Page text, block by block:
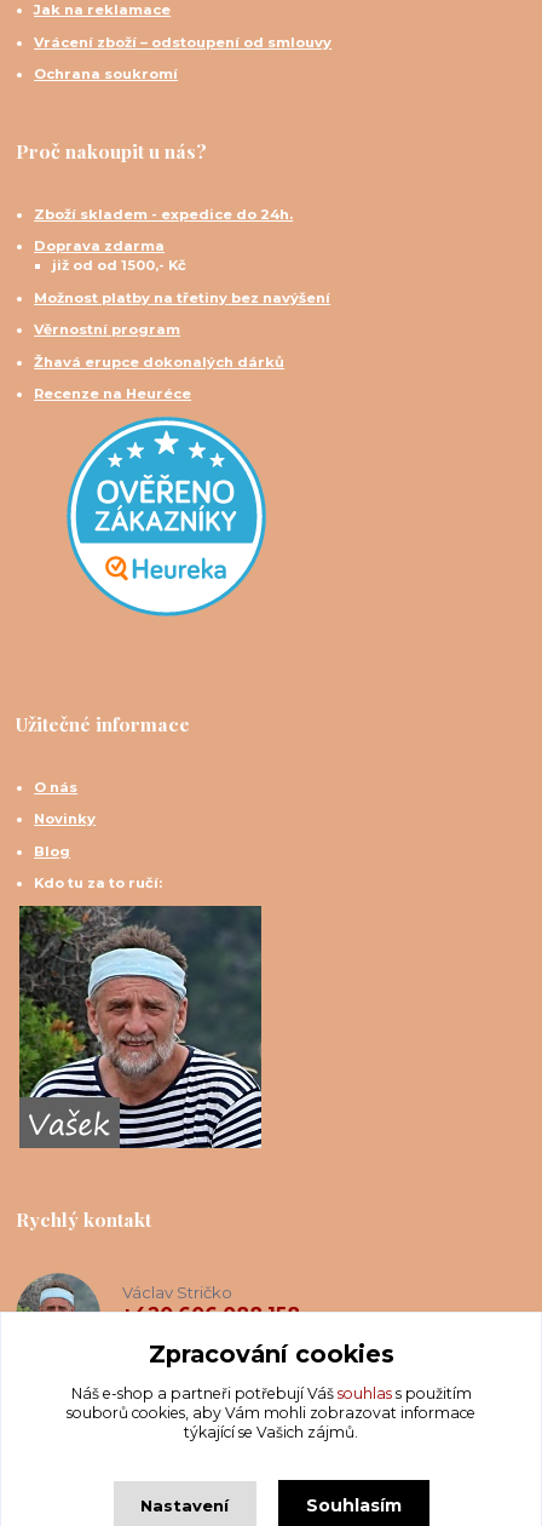
Jak na reklamace
Vrácení zboží – odstoupení od smlouvy
Ochrana soukromí
Proč nakoupit u nás?
Zboží skladem - expedice do 24h.
Doprava zdarma
již od od 1500,- Kč
Možnost platby na třetiny bez navýšení
Věrnostní program
Žhavá erupce dokonalých dárků
Recenze na Heuréce
Užitečné informace
O nás
Novinky
Blog
Kdo tu za to ručí:
Rychlý kontakt
Václav Stričko
+420 606 088 158
info@krakatis.cz
Zpracování cookies
Náš e-shop a partneři potřebují Váš souhlass použitím
souborů cookies, aby Vám mohli zobrazovat informace
týkající se Vašich zájmů.
Nastavení Souhlasím